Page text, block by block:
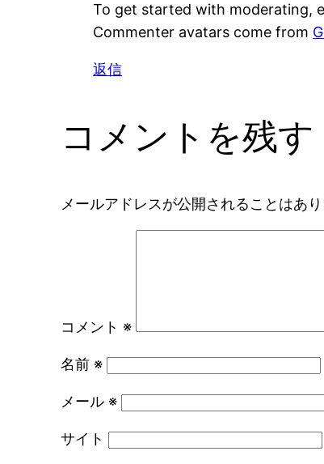
To get started with moderating,
Commenter avatars come from
返信
コメントを残す
メールアドレスが公開されることはあり
コメント ※
名前 ※
メール ※
サイト